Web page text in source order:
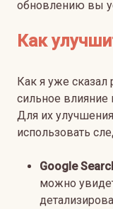
обновлению вы
Как
Как я уже сказал
сильное влияние
Для их улучшения
использовать
Google
можно